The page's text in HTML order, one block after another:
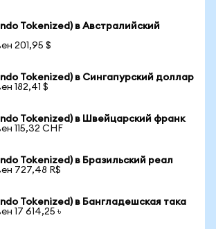
Tokenized) в Австралийский
201,95 $
Tokenized) в Сингапурский доллар
182,41 $
Tokenized) в Швейцарский франк
115,32 CHF
Tokenized) в Бразильский реал
727,48 R$
Tokenized) в Бангладешская така
17 614,25 ৳